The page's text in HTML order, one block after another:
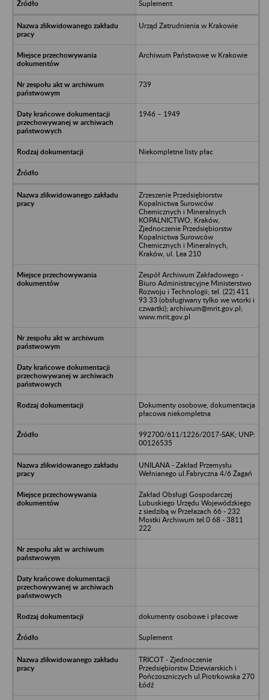
Suplement
Urząd Zatrudnienia w Krakowie
Archiwum Państwowe w Krakowie
739
1946 – 1949
Niekompletne listy płac
Zrzeszenie Przedsiębiorstw
Kopalnictwa Surowców
Chemicznych i Mineralnych
KOPALNICTWO, Kraków,
Zjednoczenie Przedsiębiorstw
Kopalnictwa Surowców
Chemicznych i Mineralnych,
Kraków, ul. Lea 210
Zespół Archiwum Zakładowego -
Biuro Administracyjne Ministerstwo
Rozwoju i Technologii; tel. (22) 411
93 33 (obsługiwany tylko we wtorki i
czwartki); archiwum@mrit.gov.pl;
www.mrit.gov.pl
Dokumenty osobowe, dokumentacja
płacowa niekompletna
992700/611/1226/2017-SAK; UNP:
00126535
UNILANA - Zakład Przemysłu
Wełnianego ul.Fabryczna 4/6 Żagań
Zakład Obsługi Gospodarczej
Lubuskiego Urzędu Wojewódzkiego
z siedzibą w Przełazach 66 - 232
Mostki Archiwum tel.0 68 - 3811
222
dokumenty osobowe i płacowe
Suplement
TRICOT - Zjednoczenie
Przedsiębiorstw Dziewiarskich i
Pończoszniczych ul.Piotrkowska 270
Łódź